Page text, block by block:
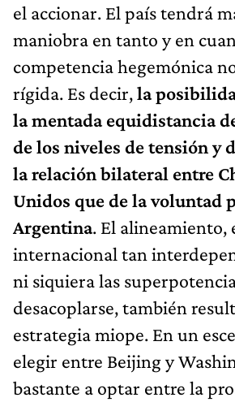
el accionar. El país tendrá
maniobra en tanto y en
competencia hegemónica
rígida. Es decir,la
la mentada equidistancia
de los niveles de tensión y
la relación bilateral entre
Unidos que de la voluntad
Argentina. El alineamiento,
internacional tan
ni siquiera las
desacoplarse, también
estrategia miope. En un
elegir entre Beijing y
bastante a optar entre la